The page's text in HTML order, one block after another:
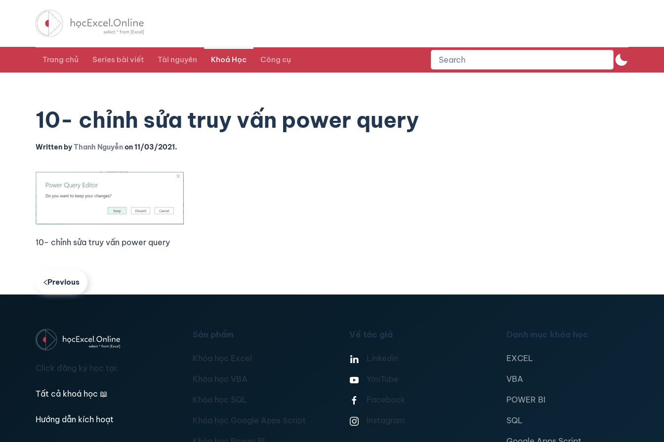
Trang chủ Series bài viết Tài nguyên Khoá Học Công cụ
10- chỉnh sửa truy vấn power query
Written byThanh Nguyễnon11/03/2021.
10- chỉnh sửa truy vấn power query
Previous
Click đăng ký học tại:
Tất cả khoá học 📖
Hướng dẫn kích hoạt
Sản phẩm
Khóa học Excel
Khóa học VBA
Khóa học SQL
Khóa học Google Apps Script
Về tác giả
Linkedin
YouTube
Facebook
Instagram
Danh mục khóa học
EXCEL
VBA
POWER BI
SQL